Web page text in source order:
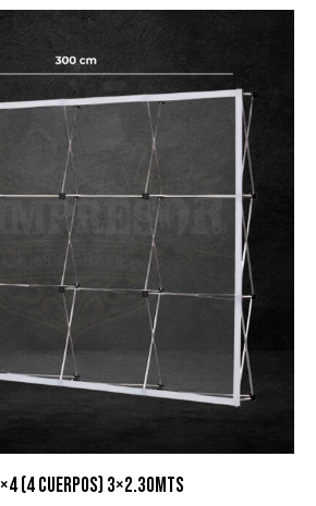
(4 CUERPOS) 3×2.30MTS